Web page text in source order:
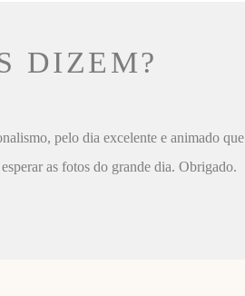
DIZEM?
pelo dia excelente e animado que
as fotos do grande dia. Obrigado.